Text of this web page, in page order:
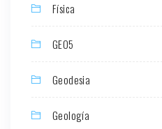
Física
GEO5
Geodesia
Geología